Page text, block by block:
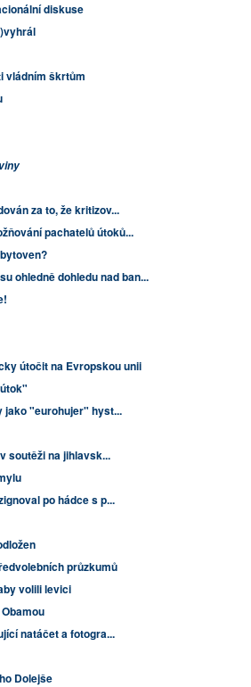
diskuse
vládním škrtům
za to, že kritizov...
pachatelů útoků...
ohledně dohledu nad ban...
útočit na Evropskou unii
jako "eurohujer" hyst...
soutěži na jihlavsk...
po hádce s p...
průzkumů
volili levici
natáčet a fotogra...
Dolejše